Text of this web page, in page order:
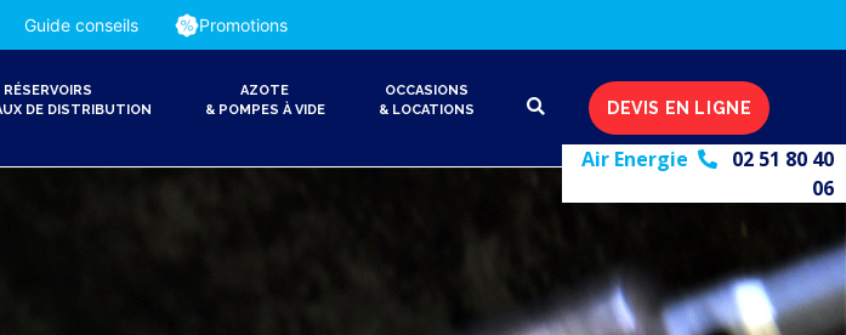
Guide conseils Promotions
RÉSERVOIRS
DE DISTRIBUTION
AZOTE
& POMPES À VIDE
OCCASIONS
& LOCATIONS
DEVIS EN LIGNE
Air Energie
02 51 80 40
06